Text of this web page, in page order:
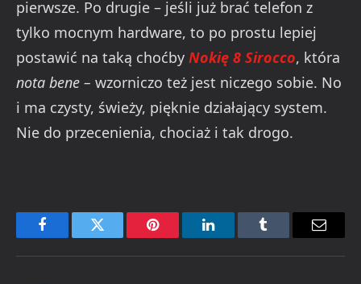
pierwsze. Po drugie – jeśli już brać telefon z
tylko mocnym hardware, to po prostu lepiej
postawić na taką choćby Nokię 8 Sirocco, która
nota bene – wzorniczo też jest niczego sobie. No
i ma czysty, świeży, pięknie działający system.
Nie do przecenienia, chociaż i tak drogo.
FacebookTwitter Pinterest LinkedInTumblr Email